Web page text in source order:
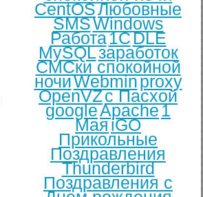
CentOSЛюбовные
SMSWindows
Работа1СDLE
MySQLзаработок
СМСки спокойной
ночиWebminproxy
OpenVZс Пасхой
googleApache1
МаяiGO
Прикольные
Поздравления
Thunderbird
Поздравления с